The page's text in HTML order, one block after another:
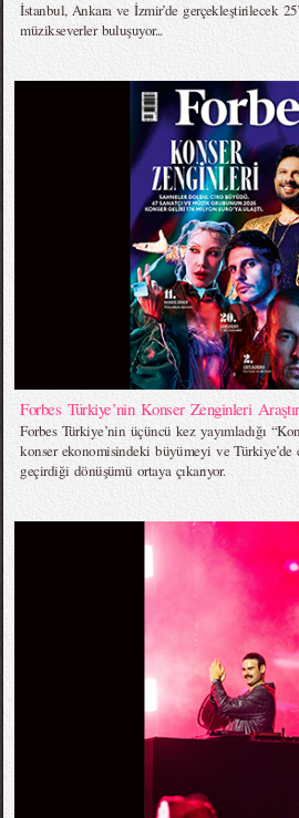
İstanbul, Ankara ve İzmir’de gerçekleştirilecek
müzikseverler buluşuyor...
Forbes Türkiye’nin Konser Zenginleri
Forbes Türkiye’nin üçüncü kez yayımladığı
konser ekonomisindeki büyümeyi ve Türkiye’de
geçirdiği dönüşümü ortaya çıkarıyor.